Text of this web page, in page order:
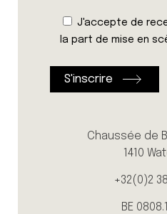
J'accepte de
la part de mise en
Chaussée de
1410
+32(0)2
BE